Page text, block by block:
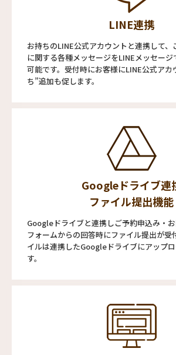
LINE連携
お持ちのLINE公式アカウントと連携して
に関する各種メッセージをLINEメッセー
可能です。受付時にお客様にLINE公式アカ
ち”追加も促します。
Googleドライブ連
ファイル提出機能
Googleドライブと連携しご予約申込み・
フォームからの回答時にファイル提出が受
イルは連携したGoogleドライブにアップ
す。